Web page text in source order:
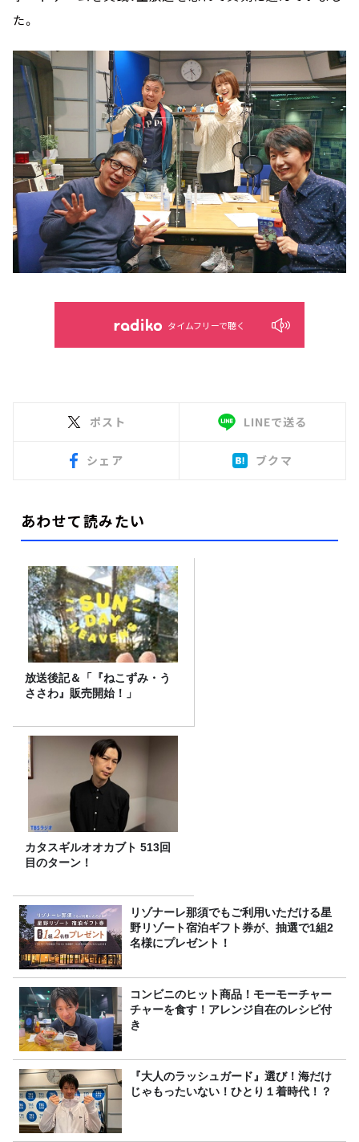
た。
タイムフリーで聴く
ポスト LINEで送る
シェア ブクマ
あわせて読みたい
放送後記＆「『ねこずみ・う
ささわ』販売開始！」
カタスギルオオカブト 513回
目のターン！
リゾナーレ那須でもご利用いただける星
野リゾート宿泊ギフト券が、抽選で1組2
名様にプレゼント！
コンビニのヒット商品！モーモーチャー
チャーを食す！アレンジ自在のレシピ付
き
『大人のラッシュガード』選び！海だけ
じゃもったいない！ひとり１着時代！？